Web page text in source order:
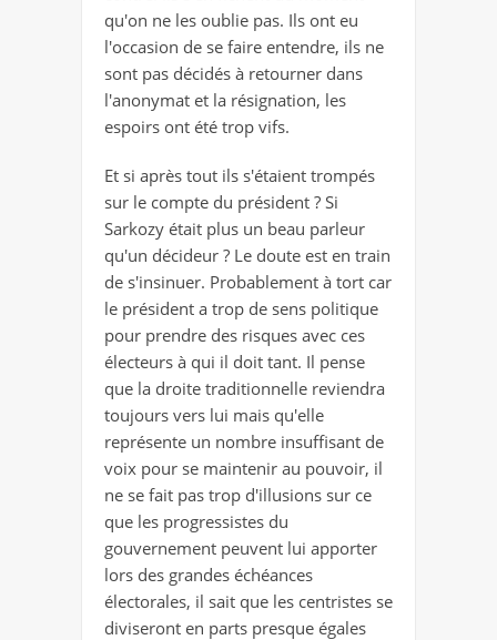
qu'on ne les oublie pas. Ils ont eu
l'occasion de se faire entendre, ils ne
sont pas décidés à retourner dans
l'anonymat et la résignation, les
espoirs ont été trop vifs.
Et si après tout ils s'étaient trompés
sur le compte du président ? Si
Sarkozy était plus un beau parleur
qu'un décideur ? Le doute est en train
de s'insinuer. Probablement à tort car
le président a trop de sens politique
pour prendre des risques avec ces
électeurs à qui il doit tant. Il pense
que la droite traditionnelle reviendra
toujours vers lui mais qu'elle
représente un nombre insuffisant de
voix pour se maintenir au pouvoir, il
ne se fait pas trop d'illusions sur ce
que les progressistes du
gouvernement peuvent lui apporter
lors des grandes échéances
électorales, il sait que les centristes se
diviseront en parts presque égales